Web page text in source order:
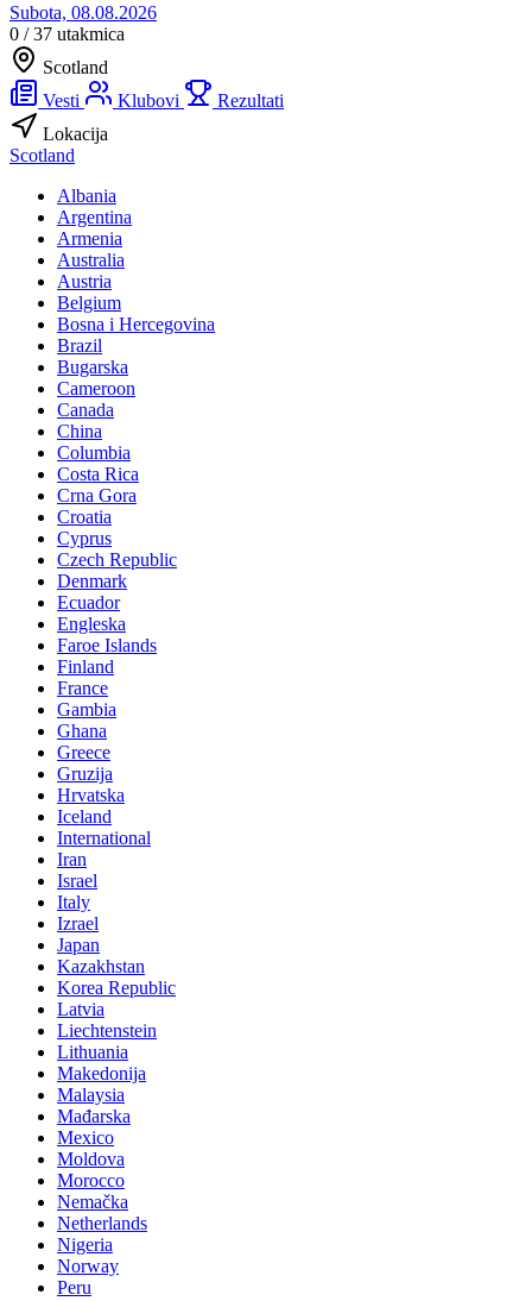
Subota, 08.08.2026
0 / 37 utakmica
Scotland
Vesti
Klubovi
Rezultati
Lokacija
Scotland
Albania
Argentina
Armenia
Australia
Austria
Belgium
Bosna i Hercegovina
Brazil
Bugarska
Cameroon
Canada
China
Columbia
Costa Rica
Crna Gora
Croatia
Cyprus
Czech Republic
Denmark
Ecuador
Engleska
Faroe Islands
Finland
France
Gambia
Ghana
Greece
Gruzija
Hrvatska
Iceland
International
Iran
Israel
Italy
Izrael
Japan
Kazakhstan
Korea Republic
Latvia
Liechtenstein
Lithuania
Makedonija
Malaysia
Mađarska
Mexico
Moldova
Morocco
Nemačka
Netherlands
Nigeria
Norway
Peru